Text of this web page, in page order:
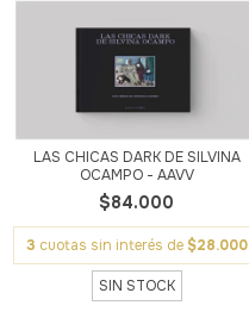
LAS CHICAS DARK DE SILVINA
OCAMPO - AAVV
$84.000
3 cuotas sin interés de $28.000
SIN STOCK